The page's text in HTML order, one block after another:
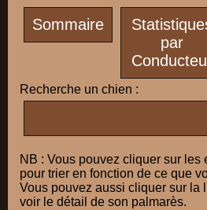
Sommaire
par
Recherche un chien :
NB : Vous pouvez cliquer sur les
pour trier en fonction de ce que
Vous pouvez aussi cliquer sur la
voir le détail de son palmarès.